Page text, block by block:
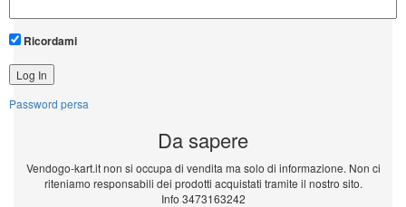
Ricordami
Password persa
Da sapere
Vendogo-kart.it non si occupa di vendita ma solo di informazione. Non ci
riteniamo responsabili dei prodotti acquistati tramite il nostro sito.
Info 3473163242